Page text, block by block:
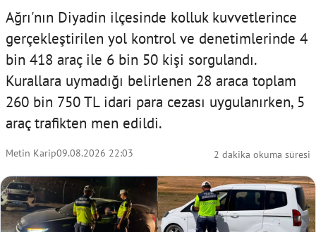
Ağrı'nın Diyadin ilçesinde kolluk kuvvetlerince
gerçekleştirilen yol kontrol ve denetimlerinde 4
bin 418 araç ile 6 bin 50 kişi sorgulandı.
Kurallara uymadığı belirlenen 28 araca toplam
260 bin 750 TL idari para cezası uygulanırken, 5
araç trafikten men edildi.
Metin Karip09.08.2026 22:03 2 dakika okuma süresi